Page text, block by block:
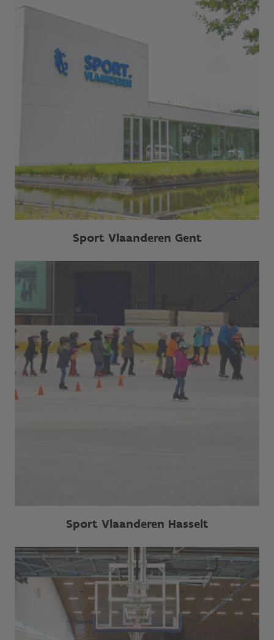
Sport Vlaanderen Gent
Sport Vlaanderen Hasselt